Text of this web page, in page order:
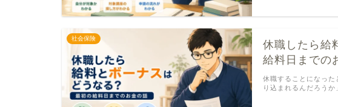
社会保険
休職したら給
給料日までの
休職することになった
り込まれるんだろう